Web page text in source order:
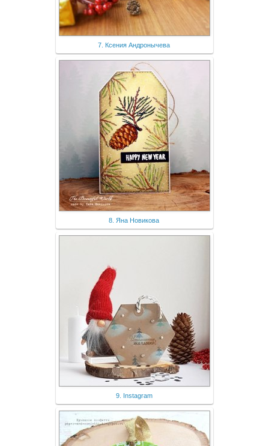
7. Ксения Андронычева
8. Яна Новикова
9. Instagram